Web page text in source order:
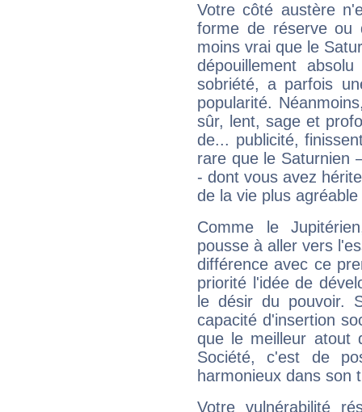
Votre côté austère
forme de réserve
moins vrai que le
dépouillement
sobriété, a parfois
popularité.
sûr, lent, sage et
de... publicité,
rare que le Saturnien
- dont vous avez
de la vie plus
Comme le
pousse à aller vers
différence avec ce
priorité l'idée de
le désir du pouvoir.
capacité d'insertion
que le meilleur atout
Société, c'est de
harmonieux dans son
Votre vulnérabilité